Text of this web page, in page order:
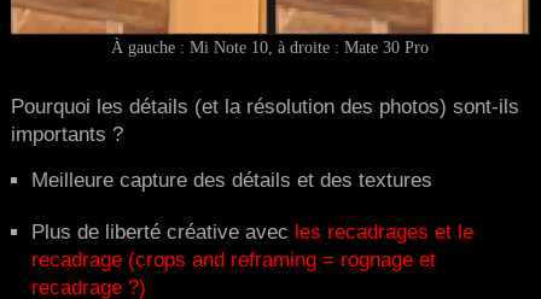
À gauche : Mi Note 10, à droite : Mate 30 Pro
Pourquoi les détails (et la résolution des photos) sont-ils
importants ?
Meilleure capture des détails et des textures
Plus de liberté créative avec les recadrages et le
recadrage (crops and reframing = rognage et
recadrage ?)